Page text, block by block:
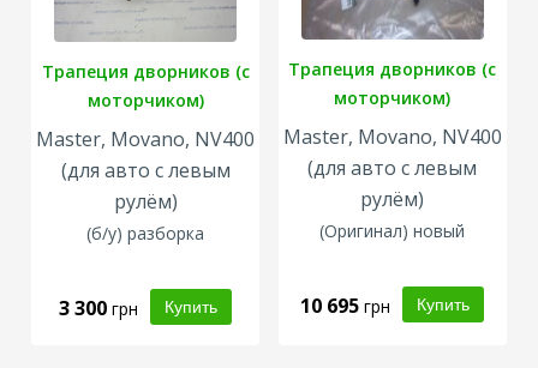
Трапеция дворников (с
моторчиком)
Master, Movano, NV400
(для авто с левым
рулём)
(б/у) разборка
3 300грн
Трапеция дворников (с
моторчиком)
Master, Movano, NV400
(для авто с левым
рулём)
(Оригинал) новый
10 695грн